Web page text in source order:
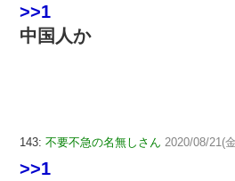
>>1
中国人か
143: 不要不急の名無しさん 2020/08/21(
>>1